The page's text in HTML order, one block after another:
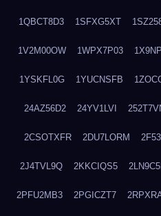
1QBCT8D3 1SFXG5XT
1V2M00OW 1WPX7P03
1YSKFL0G 1YUCNSFB
24AZ56D2 24YV1LVI
2CSOTXFR 2DU7LORM
2J4TVL9Q 2KKCIQS5
2PFU2MB3 2PGICZT7